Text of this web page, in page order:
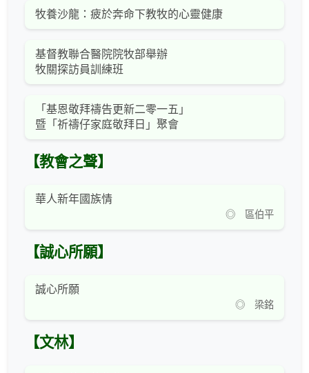
牧養沙龍：疲於奔命下教牧的心靈健康
基督教聯合醫院院牧部舉辦
牧關探訪員訓練班
「基恩敬拜禱告更新二零一五」
暨「祈禱仔家庭敬拜日」聚會
【教會之聲】
華人新年國族情
◎ 區伯平
【誠心所願】
誠心所願
◎ 梁銘
【文林】